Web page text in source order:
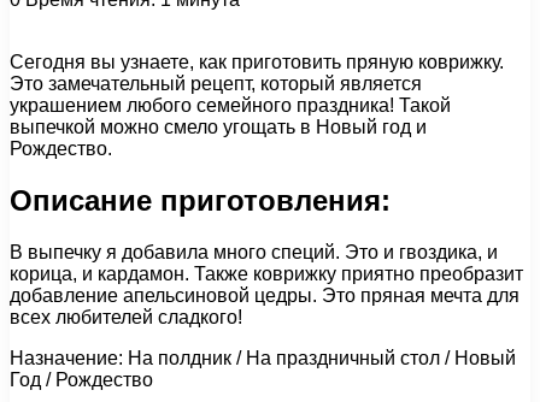
Сегодня вы узнаете, как приготовить пряную коврижку.
Это замечательный рецепт, который является
украшением любого семейного праздника! Такой
выпечкой можно смело угощать в Новый год и
Рождество.
Описание приготовления:
В выпечку я добавила много специй. Это и гвоздика, и
корица, и кардамон. Также коврижку приятно преобразит
добавление апельсиновой цедры. Это пряная мечта для
всех любителей сладкого!
Назначение: На полдник / На праздничный стол / Новый
Год / Рождество